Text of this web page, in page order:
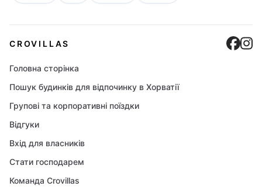
CROVILLAS
Головна сторінка
Пошук будинків для відпочинку в Хорватії
Групові та корпоративні поїздки
Відгуки
Вхід для власників
Стати господарем
Команда Crovillas